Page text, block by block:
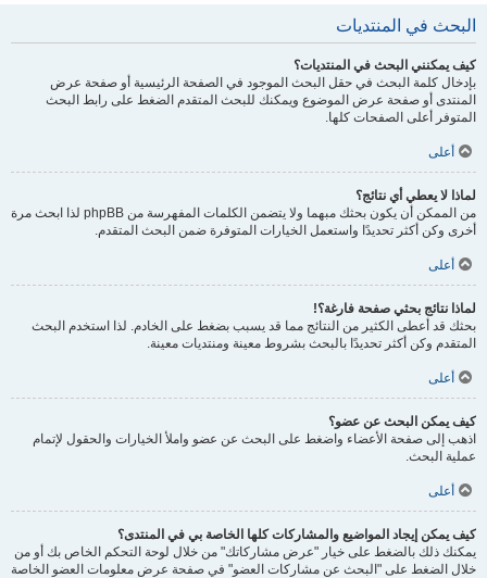
البحث في المنتديات
كيف يمكنني البحث في المنتديات؟
بإدخال كلمة البحث في حقل البحث الموجود في الصفحة الرئيسية أو صفحة عرض
المنتدى أو صفحة عرض الموضوع ويمكنك للبحث المتقدم الضغط على رابط البحث
المتوفر أعلى الصفحات كلها.
أعلى
لماذا لا يعطي أي نتائج؟
من الممكن أن يكون بحثك مبهما ولا يتضمن الكلمات المفهرسة من phpBB لذا ابحث مرة
أخرى وكن أكثر تحديدًا واستعمل الخيارات المتوفرة ضمن البحث المتقدم.
أعلى
لماذا نتائج بحثي صفحة فارغة؟!
بحثك قد أعطى الكثير من النتائج مما قد يسبب بضغط على الخادم. لذا استخدم البحث
المتقدم وكن أكثر تحديدًا بالبحث بشروط معينة ومنتديات معينة.
أعلى
كيف يمكن البحث عن عضو؟
اذهب إلى صفحة الأعضاء واضغط على البحث عن عضو واملأ الخيارات والحقول لإتمام
عملية البحث.
أعلى
كيف يمكن إيجاد المواضيع والمشاركات كلها الخاصة بي في المنتدى؟
يمكنك ذلك بالضغط على خيار "عرض مشاركاتك" من خلال لوحة التحكم الخاص بك أو من
خلال الضغط على "البحث عن مشاركات العضو" في صفحة عرض معلومات العضو الخاصة